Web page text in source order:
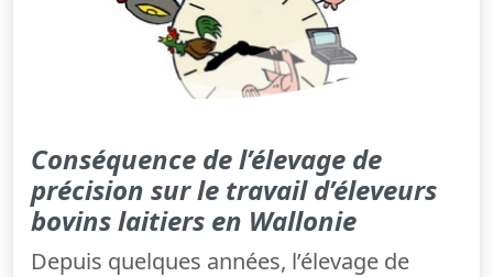
Conséquence de l’élevage de
précision sur le travail d’éleveurs
bovins laitiers en Wallonie
Depuis quelques années, l’élevage de